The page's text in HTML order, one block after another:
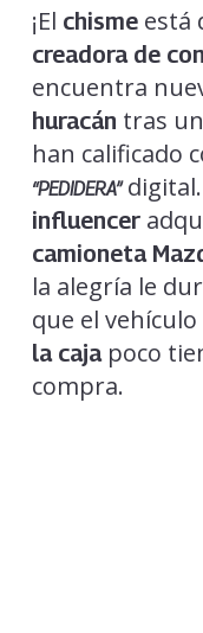
¡El chismeestá
creadora de
encuentra
huracán tras
han calificado
“PEDIDERA”digital.
influencer
camioneta
la alegría le
que el
la cajapoco
compra.